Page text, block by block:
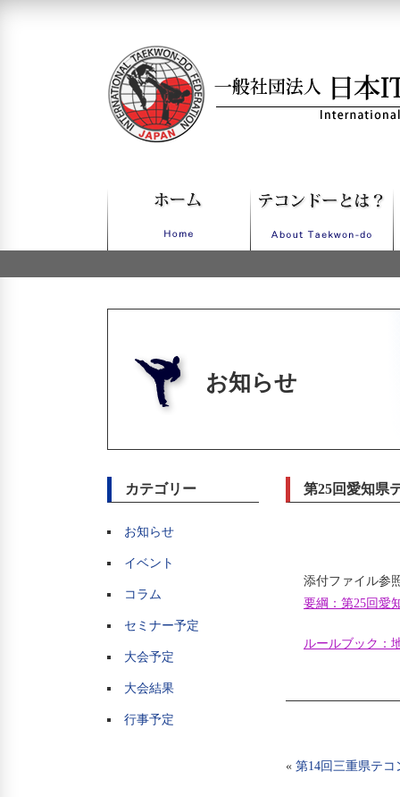
お知らせ
カテゴリー
お知らせ
イベント
コラム
セミナー予定
大会予定
大会結果
行事予定
第25回愛知県
添付ファイル参
要綱：第25回愛
ルールブック：
« 第14回三重県テ